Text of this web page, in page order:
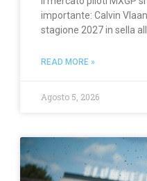
importante: Calvin
stagione 2027 in sella
READ MORE »
Agosto 5, 2026